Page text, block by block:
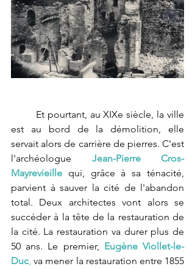
est au bord de la démolition, elle
servait alors de carrière de pierres. C'est
l'archéologue Jean-Pierre Cros-
Mayrevieille qui, grâce à sa ténacité,
parvient à sauver la cité de l'abandon
total. Deux architectes vont alors se
succéder à la tête de la restauration de
la cité. La restauration va durer plus de
50 ans. Le premier, Eugène Viollet-le-
Duc, va mener la restauration entre 1855